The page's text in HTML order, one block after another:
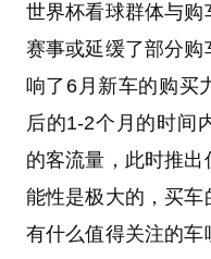
世界杯看球群体与
赛事或延缓了部分
响了6月新车的购买
后的1-2个月的时间
的客流量，此时推
能性是极大的，买车
有什么值得关注的